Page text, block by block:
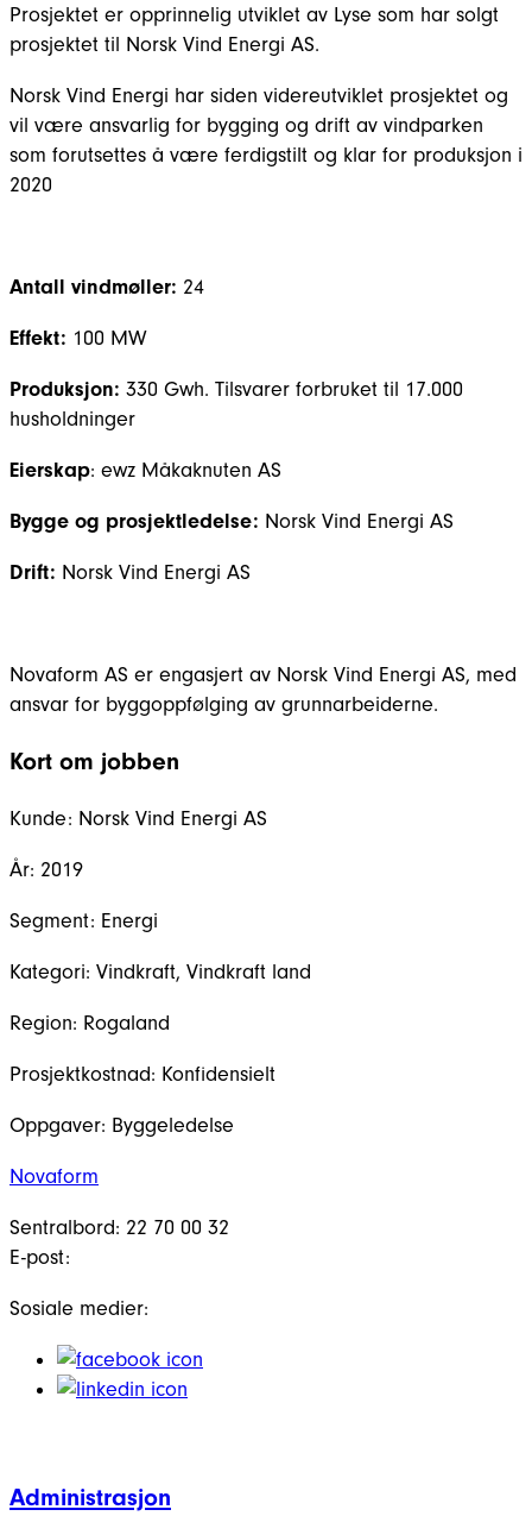
Prosjektet er opprinnelig utviklet av Lyse som har solgt
prosjektet til Norsk Vind Energi AS.
Norsk Vind Energi har siden videreutviklet prosjektet og
vil være ansvarlig for bygging og drift av vindparken
som forutsettes å være ferdigstilt og klar for produksjon i
2020
Antall vindmøller: 24
Effekt: 100 MW
Produksjon: 330 Gwh. Tilsvarer forbruket til 17.000
husholdninger
Eierskap: ewz Måkaknuten AS
Bygge og prosjektledelse: Norsk Vind Energi AS
Drift: Norsk Vind Energi AS
‍Novaform AS er engasjert av Norsk Vind Energi AS, med
ansvar for byggoppfølging av grunnarbeiderne.
Kort om jobben
Kunde: Norsk Vind Energi AS
År: 2019
Segment: Energi
Kategori: Vindkraft, Vindkraft land
Region: Rogaland
Prosjektkostnad: Konfidensielt
Oppgaver: Byggeledelse
Novaform
Sentralbord: 22 70 00 32
E-post:
Sosiale medier:
Administrasjon